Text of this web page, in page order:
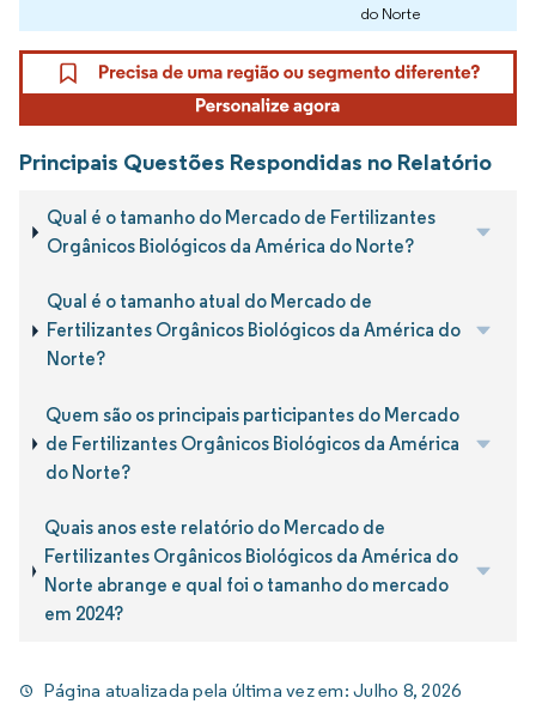
do Norte
Principais Questões Respondidas no Relatório
Qual é o tamanho do Mercado de Fertilizantes
Orgânicos Biológicos da América do Norte?
Qual é o tamanho atual do Mercado de
Fertilizantes Orgânicos Biológicos da América do
Norte?
Quem são os principais participantes do Mercado
de Fertilizantes Orgânicos Biológicos da América
do Norte?
Quais anos este relatório do Mercado de
Fertilizantes Orgânicos Biológicos da América do
Norte abrange e qual foi o tamanho do mercado
em 2024?
Página atualizada pela última vez em:Julho 8, 2026